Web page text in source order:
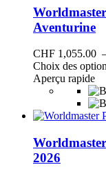
Aventurine
CHF 1,055.00
Choix des
Aperçu rapide
2026